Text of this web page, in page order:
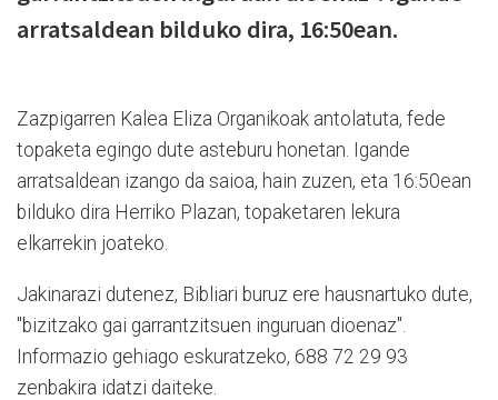
arratsaldean bilduko dira, 16:50ean.
Zazpigarren Kalea Eliza Organikoak antolatuta, fede
topaketa egingo dute asteburu honetan. Igande
arratsaldean izango da saioa, hain zuzen, eta 16:50ean
bilduko dira Herriko Plazan, topaketaren lekura
elkarrekin joateko.
Jakinarazi dutenez, Bibliari buruz ere hausnartuko dute,
"bizitzako gai garrantzitsuen inguruan dioenaz".
Informazio gehiago eskuratzeko, 688 72 29 93
zenbakira idatzi daiteke.